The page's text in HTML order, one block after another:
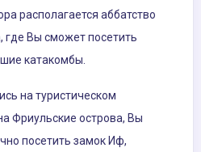
располагается аббатство
где Вы сможет посетить
катакомбы.
на туристическом
Фриульские острова, Вы
посетить замок Иф,